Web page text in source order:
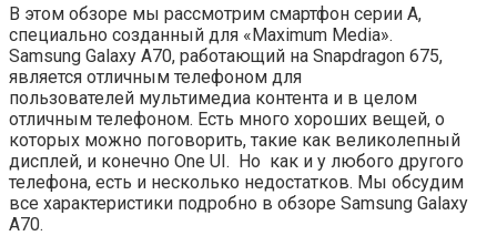
В этом обзоре мы рассмотрим смартфон серии A,
специально созданный для «Maximum Media».
Samsung Galaxy A70, работающий на Snapdragon 675,
является отличным телефоном для
пользователей мультимедиа контента и в целом
отличным телефоном. Есть много хороших вещей, о
которых можно поговорить, такие как великолепный
дисплей, и конечно One UI. Но как и у любого другого
телефона, есть и несколько недостатков. Мы обсудим
все характеристики подробно в обзоре Samsung Galaxy
A70.